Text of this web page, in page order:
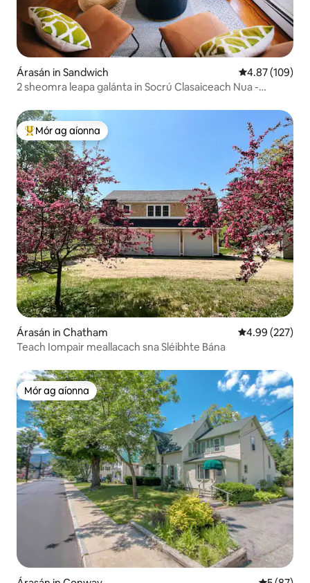
Árasán in Sandwich Meánrátáil
4.87 (109)
2 sheomra leapa galánta in Socrú Clasaiceach Nua -
An-mhór ag aíonna
Mór ag aíonna
Árasán in Chatham Meánrátáil
4.99 (227)
Teach Iompair meallacach sna Sléibhte Bána
Mór ag aíonna
Mór ag aíonna